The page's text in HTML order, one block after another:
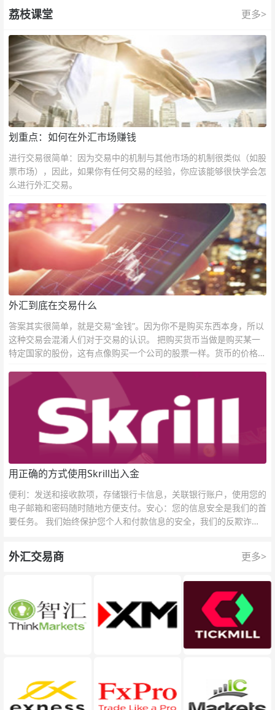
荔枝课堂 更多>
划重点：如何在外汇市场赚钱
进行交易很简单：因为交易中的机制与其他市场的机制很类似（如股
票市场），因此，如果你有任何交易的经验，你应该能够很快学会怎
么进行外汇交易。
外汇到底在交易什么
答案其实很简单，就是交易“金钱”。因为你不是购买东西本身，所以
这种交易会混淆人们对于交易的认识。 把购买货币当做是购买某一
特定国家的股份，这有点像购买一个公司的股票一样。货币的价格直
用正确的方式使用Skrill出入金
便利：发送和接收款项，存储银行卡信息，关联银行账户，使用您的
电子邮箱和密码随时随地方便支付。安心：您的信息安全是我们的首
要任务。 我们始终保护您个人和付款信息的安全，我们的反欺诈团
外汇交易商 更多>